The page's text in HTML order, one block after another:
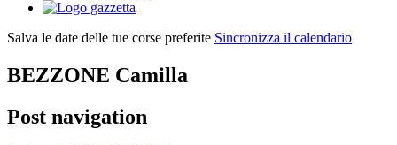
Salva le date delle tue corse preferite Sincronizza il calendario
BEZZONE Camilla
Post navigation